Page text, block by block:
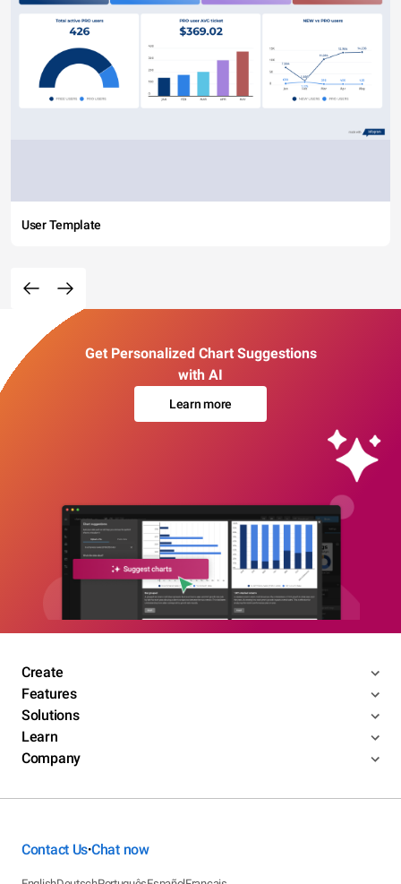
User Template
Get Personalized Chart Suggestions
with AI
Learn more
Create
Features
Solutions
Learn
Company
Contact Us•Chat now